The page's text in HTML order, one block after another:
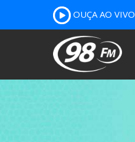
OUÇA AO VIVO